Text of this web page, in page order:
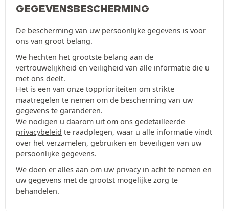
GEGEVENSBESCHERMING
De bescherming van uw persoonlijke gegevens is voor
ons van groot belang.
We hechten het grootste belang aan de
vertrouwelijkheid en veiligheid van alle informatie die u
met ons deelt.
Het is een van onze topprioriteiten om strikte
maatregelen te nemen om de bescherming van uw
gegevens te garanderen.
We nodigen u daarom uit om ons gedetailleerde
privacybeleid te raadplegen, waar u alle informatie vindt
over het verzamelen, gebruiken en beveiligen van uw
persoonlijke gegevens.
We doen er alles aan om uw privacy in acht te nemen en
uw gegevens met de grootst mogelijke zorg te
behandelen.